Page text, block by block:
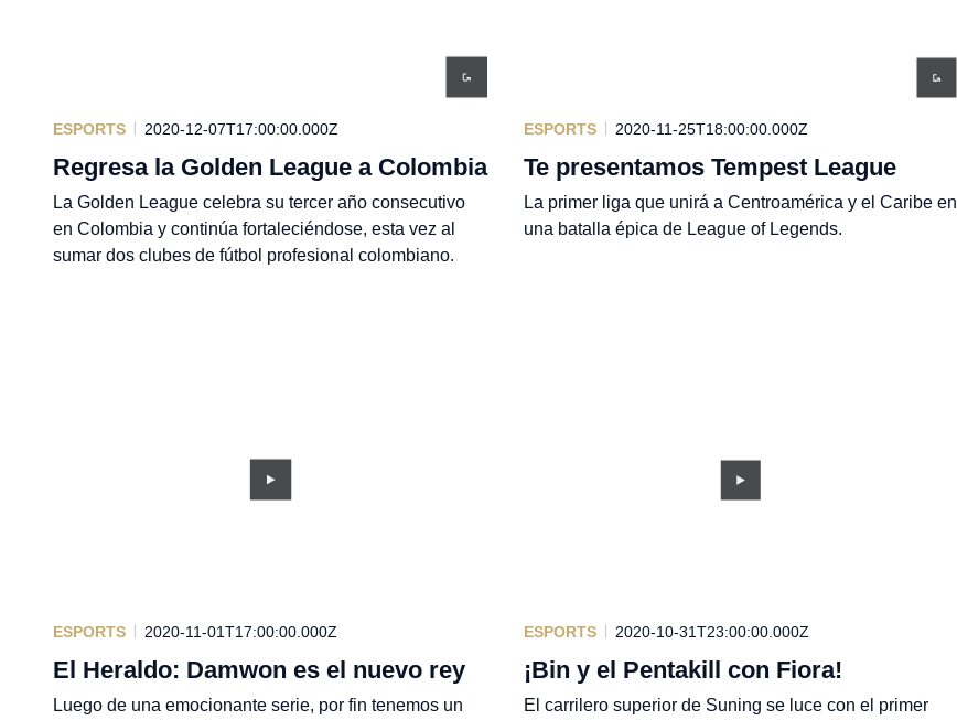
ESPORTS 2020-12-07T17:00:00.000Z
Regresa la Golden League a Colombia
La Golden League celebra su tercer año consecutivo
en Colombia y continúa fortaleciéndose, esta vez al
sumar dos clubes de fútbol profesional colombiano.
ESPORTS 2020-11-25T18:00:00.000Z
Te presentamos Tempest League
La primer liga que unirá a Centroamérica y el Caribe en
una batalla épica de League of Legends.
ESPORTS 2020-11-01T17:00:00.000Z
El Heraldo: Damwon es el nuevo rey
Luego de una emocionante serie, por fin tenemos un
ESPORTS 2020-10-31T23:00:00.000Z
¡Bin y el Pentakill con Fiora!
El carrilero superior de Suning se luce con el primer